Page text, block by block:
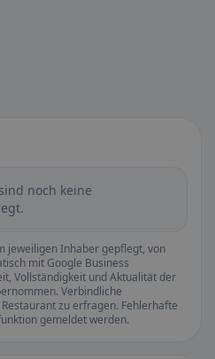
noch keine
jeweiligen Inhaber gepflegt, von
mit Google Business
Vollständigkeit und Aktualität der
Verbindliche
zu erfragen. Fehlerhafte
gemeldet werden.